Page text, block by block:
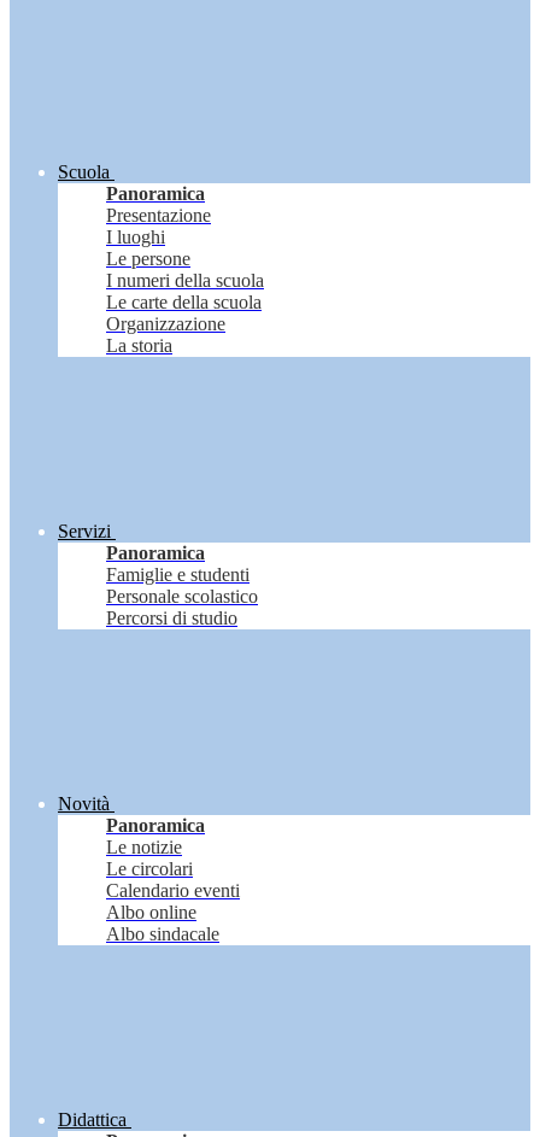
Scuola
Panoramica
Presentazione
I luoghi
Le persone
I numeri della scuola
Le carte della scuola
Organizzazione
La storia
Servizi
Panoramica
Famiglie e studenti
Personale scolastico
Percorsi di studio
Novità
Panoramica
Le notizie
Le circolari
Calendario eventi
Albo online
Albo sindacale
Didattica